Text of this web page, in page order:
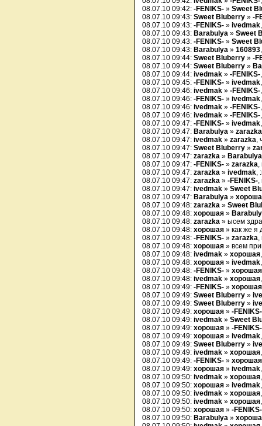
08.07.10 09:42: -FENIKS- » Sweet
08.07.10 09:43: Sweet Bluberry » -
08.07.10 09:43: -FENIKS- » ivedmak
08.07.10 09:43: Barabulya » Sweet
08.07.10 09:43: -FENIKS- » Sweet
08.07.10 09:43: Barabulya » 160893
08.07.10 09:44: Sweet Bluberry » -
08.07.10 09:44: Sweet Bluberry »
08.07.10 09:44: ivedmak » -FENIKS-
08.07.10 09:45: -FENIKS- » ivedmak
08.07.10 09:46: ivedmak » -FENIKS-
08.07.10 09:46: -FENIKS- » ivedmak
08.07.10 09:46: ivedmak » -FENIKS-
08.07.10 09:46: ivedmak » -FENIKS-
08.07.10 09:47: -FENIKS- » ivedmak
08.07.10 09:47: Barabulya » zarazka
08.07.10 09:47: ivedmak » zarazka,
08.07.10 09:47: Sweet Bluberry »
08.07.10 09:47: zarazka » Barabulya
08.07.10 09:47: -FENIKS- » zarazka,
08.07.10 09:47: zarazka » ivedmak,
08.07.10 09:47: zarazka » -FENIKS-,
08.07.10 09:47: ivedmak » Sweet
08.07.10 09:47: Barabulya »
08.07.10 09:48: zarazka » Sweet
08.07.10 09:48: хорошая »
08.07.10 09:48: zarazka » ысем
08.07.10 09:48: хорошая » как же я
08.07.10 09:48: -FENIKS- » zarazka,
08.07.10 09:48: хорошая » всем
08.07.10 09:48: ivedmak » хорошая
08.07.10 09:48: хорошая » ivedmak
08.07.10 09:48: -FENIKS- » хорошая
08.07.10 09:48: ivedmak » хорошая
08.07.10 09:49: -FENIKS- » хорошая
08.07.10 09:49: Sweet Bluberry »
08.07.10 09:49: Sweet Bluberry »
08.07.10 09:49: хорошая » -FENIKS-
08.07.10 09:49: ivedmak » Sweet
08.07.10 09:49: хорошая » -FENIKS-
08.07.10 09:49: хорошая » ivedmak
08.07.10 09:49: Sweet Bluberry »
08.07.10 09:49: ivedmak » хорошая
08.07.10 09:49: -FENIKS- » хорошая
08.07.10 09:49: хорошая » ivedmak
08.07.10 09:50: ivedmak » хорошая
08.07.10 09:50: хорошая » ivedmak
08.07.10 09:50: ivedmak » хорошая
08.07.10 09:50: ivedmak » хорошая
08.07.10 09:50: хорошая » -FENIKS-
08.07.10 09:50: Barabulya »